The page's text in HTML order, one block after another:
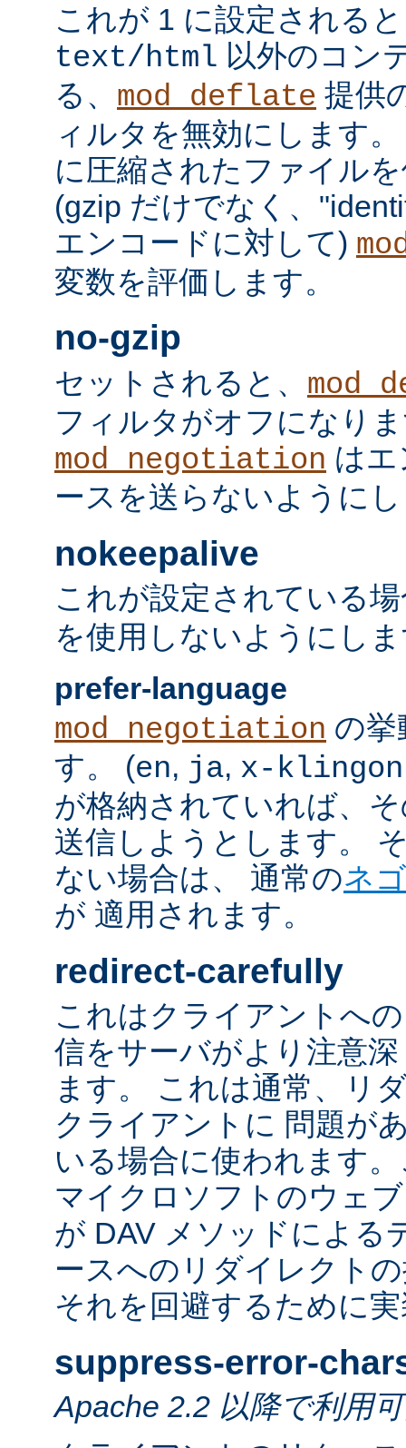
これが 1 に設定される
text/html 以外のコン
る、 mod_deflate 提供
ィルタを無効にします
に圧縮されたファイル
(gzip だけでなく、
エンコードに対して)
変数を評価します。
no-gzip
セットされると、
フィルタがオフになり
mod_negotiation は
ースを送らないように
nokeepalive
これが設定されている
を使用しないようにし
prefer-language
mod_negotiation の挙
す。 (en, ja, x-klingon
が格納されていれば、
送信しようとします。
ない場合は、 通常のネ
が 適用されます。
redirect-carefully
これはクライアントへ
信をサーバがより注意
ます。 これは通常、リ
クライアントに 問題が
いる場合に使われます
マイクロソフトのウェ
が DAV メソッドによる
ースへのリダイレクト
それを回避するために
suppress-error-
Apache 2.2 以降で利用